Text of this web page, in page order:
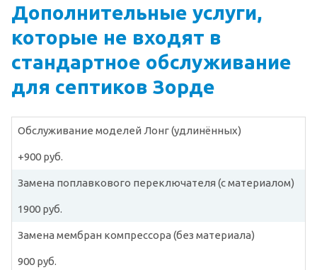
Дополнительные услуги,
которые не входят в
стандартное обслуживание
для септиков Зорде
Обслуживание моделей Лонг (удлинённых)
+900 руб.
Замена поплавкового переключателя (с материалом)
1900 руб.
Замена мембран компрессора (без материала)
900 руб.